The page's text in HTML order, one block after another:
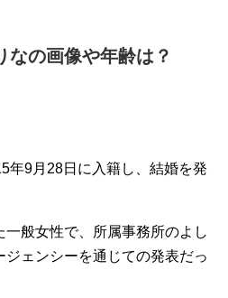
なの画像や年齢は？
年9月28日に入籍し、結婚を発
一般女性で、所属事務所のよし
ジェンシーを通じての発表だっ